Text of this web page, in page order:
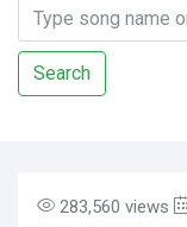
Search
283,560 views